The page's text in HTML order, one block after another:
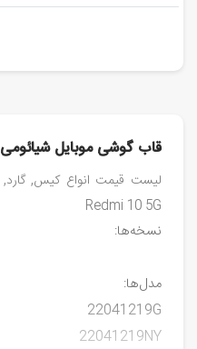
قاب گوشی موبایل شیائومی Xiaomi Redmi 10 5G
Redmi 10 5G
نسخه‌ها:
مدل‌ها:
22041219G
22041219NY